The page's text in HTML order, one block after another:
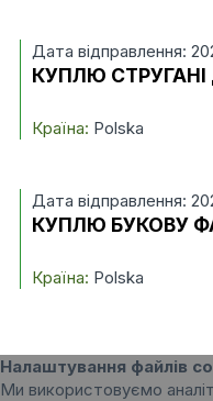
Дата відправлення:
КУПЛЮ
Країна: Polska
Дата відправлення:
КУПЛЮ БУКОВУ
Країна: Polska
Налаштування файлів
Ми використовуємо